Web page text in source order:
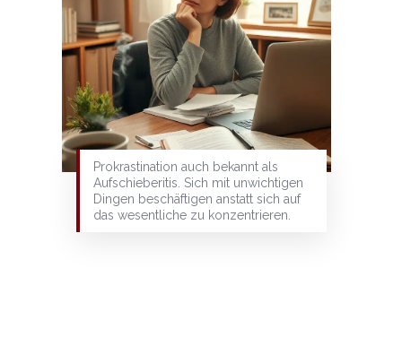
Prokrastination auch bekannt als
Aufschieberitis. Sich mit unwichtigen
Dingen beschäftigen anstatt sich auf
das wesentliche zu konzentrieren.